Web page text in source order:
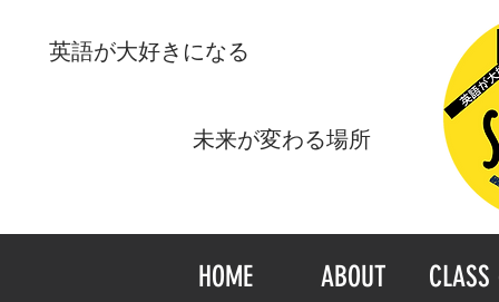
​英語が大好きになる
​未来が変わる場所
HOME ABOUT